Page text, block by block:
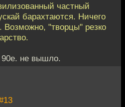
частный
барахтаются. Ничего
Возможно, "творцы" резко
не вышло.